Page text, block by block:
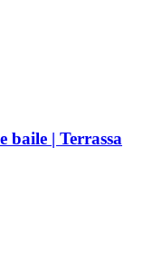
baile | Terrassa